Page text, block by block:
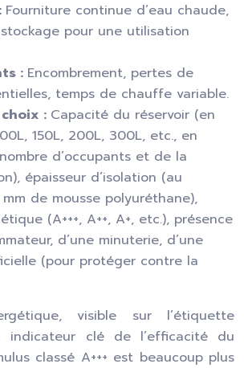
Fourniture continue d’eau chaude,
pour une utilisation
: Encombrement, pertes de
temps de chauffe variable.
: Capacité du réservoir (en
150L, 200L, 300L, etc., en
d’occupants et de la
épaisseur d’isolation (au
de mousse polyuréthane),
(A+++, A++, A+, etc.), présence
d’une minuterie, d’une
(pour protéger contre la
visible sur l’étiquette
indicateur clé de l’efficacité du
classé A+++ est beaucoup plus